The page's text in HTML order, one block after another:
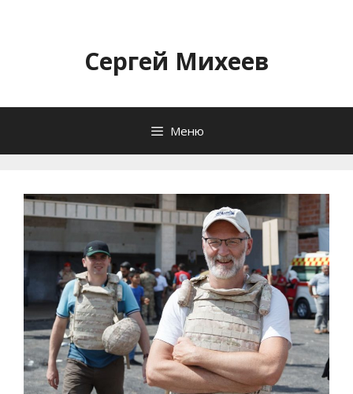
содержимомуСергей Михеев
Меню